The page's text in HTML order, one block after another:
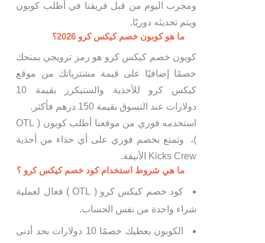
ومجرب اليوم من قبل فريقنا في أطلب كوبون
ويتم تحديثه دوريًا.
ما هو كوبون خصم كيكس كرو 2026؟
كوبون خصم كيكس كرو هو رمز ترويجي يمنحك
خصمًا إضافيًا على قيمة مشترياتك من موقع
كيكس كرو للأحذية والسنيكرز بقيمة 10
دولارات عند التسوق بقيمة 150 درهم فأكثر.
استخدمه فوري من موقعنا أطلب كوبون ( OTL
)، وتمتع بخصم فوري على أي حذاء من أحذية
Kicks Crew الأنيقة.
ما هي شروط استخدام كود خصم كيكس كرو ؟
كود خصم كيكس كرو ( OTL ) فعال لعملية
شراء واحدة من نفس الحساب.
الكوبون يعطيك خصمًا 10 دولارات بحد أدنى